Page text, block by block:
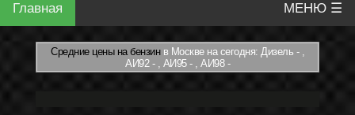
Главная МЕНЮ ☰
Средние цены на бензинв Москве на сегодня: Дизель - ,
АИ92 - , АИ95 - , АИ98 -